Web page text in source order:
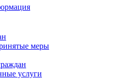
меры
услуги